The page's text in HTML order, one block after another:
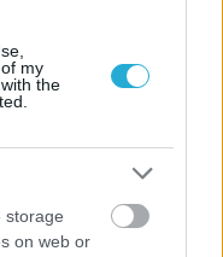
my
the
storage
on web or